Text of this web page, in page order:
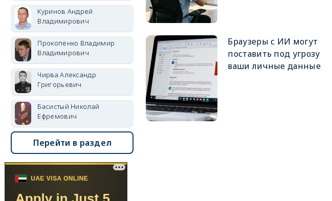
Браузеры с ИИ могут
поставить под угрозу
ваши личные данные
Куринов Андрей
Владимирович
Прокопенко Владимир
Владимирович
Чирва Александр
Григорьевич
Басистый Николай
Ефремович
Перейти в раздел